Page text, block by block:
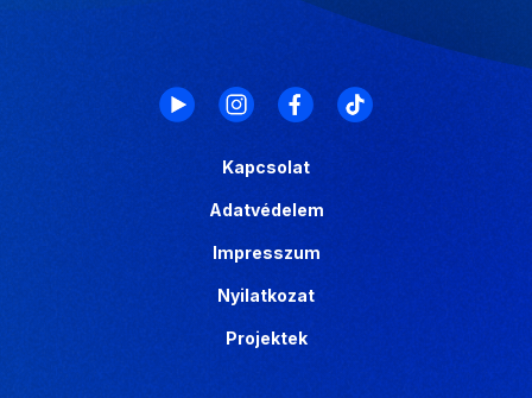
Kapcsolat
Adatvédelem
Impresszum
Nyilatkozat
Projektek